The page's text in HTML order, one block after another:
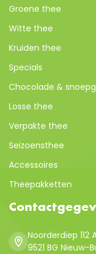
Groene thee
Witte thee
Kruiden thee
Specials
Chocolade &
Losse thee
Verpakte thee
Seizoensthee
Accessoires
Theepakketten
Noorderdiep 112
9521 BG Nieuw-